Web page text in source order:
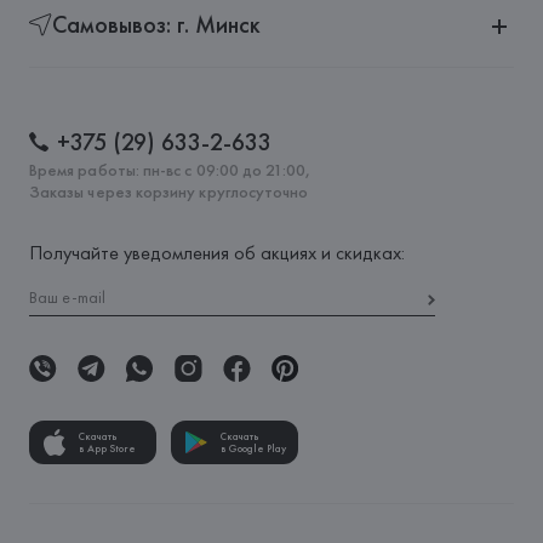
Самовывоз: г. Минск
+375 (29) 633-2-633
Время работы: пн-вс с 09:00 до 21:00,
Заказы через корзину круглосуточно
Получайте уведомления об акциях и скидках:
Скачать
в App Store
Скачать
в Google Play